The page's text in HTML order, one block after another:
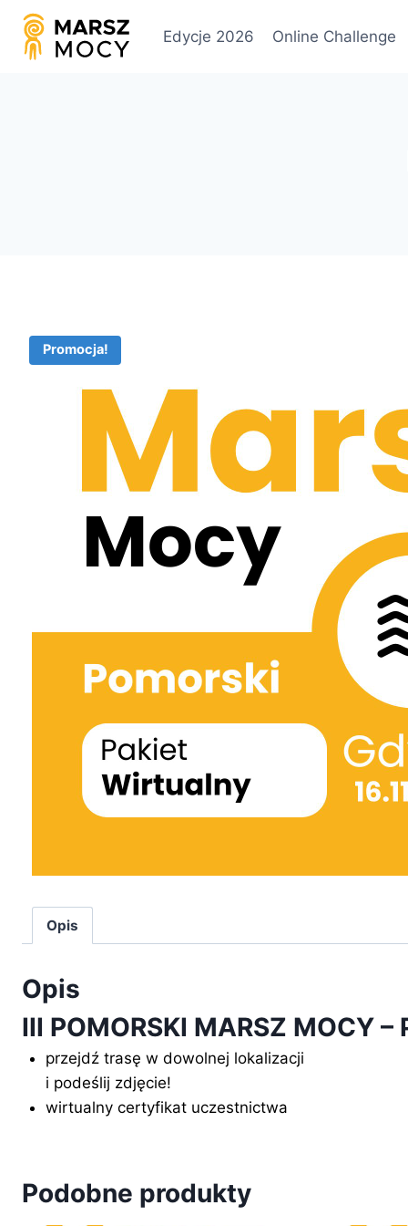
Przejdź
treści
Edycje 2026 Online Challenge
Promocja!
Opis
Opis
III POMORSKI MARSZ MOCY
przejdź trasę w dowolnej lokalizacji
i podeślij zdjęcie!
wirtualny certyfikat uczestnictwa
Podobne produkty